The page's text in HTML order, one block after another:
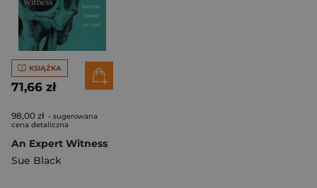
KSIĄŻKA
71,66 zł
98,00 zł - sugerowana
cena detaliczna
An Expert Witness
Sue Black